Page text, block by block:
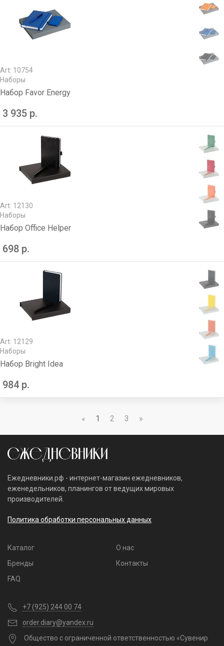
Art: 10754
Наборы
Набор Favor Energy
3 935 р.
Art: 12130
Наборы
Набор Office Helper
698 р.
Art: 12129
Наборы
Набор Bright Idea
984 р.
« 1 2 3 »
Ежедневники.рф - интернет-магазин ежедневников,
еженедельников, планингов от ведущих мировых
производителей.
Политика обработки персональных данных
Каталог
Бренды
FAQ
О нас
Контакты
+7 (925) 244 00 74
order.diary@yandex.ru
Общество с ограниченной ответственностью «Сувенир